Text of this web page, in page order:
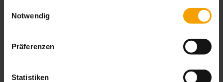
Notwendig
Präferenzen
Statistiken
September 2023 (2 Artikel)
März 2023 (2 Artikel)
November 2020 (1 Artikel)
September 2018 (2 Artikel)